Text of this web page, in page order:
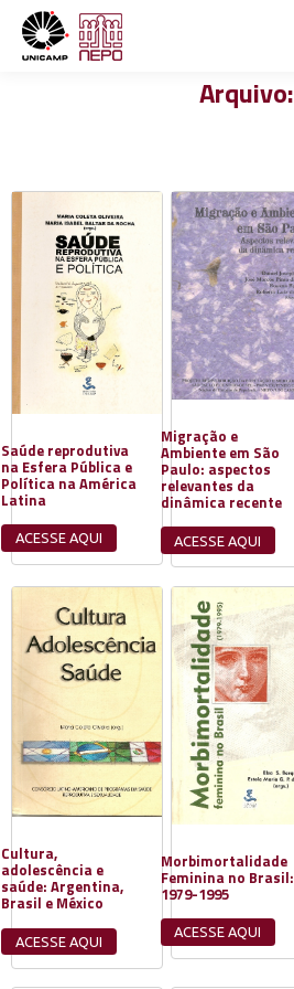
Arquivo:
Saúde reprodutiva
na Esfera Pública e
Política na América
Latina
ACESSE AQUI
Migração e
Ambiente em São
Paulo: aspectos
relevantes da
dinâmica recente
ACESSE AQUI
Cultura,
adolescência e
saúde: Argentina,
Brasil e México
ACESSE AQUI
Morbimortalidade
Feminina no Brasil:
1979-1995
ACESSE AQUI